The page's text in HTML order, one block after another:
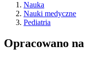
Nauka
Nauki medyczne
Pediatria
Opracowano